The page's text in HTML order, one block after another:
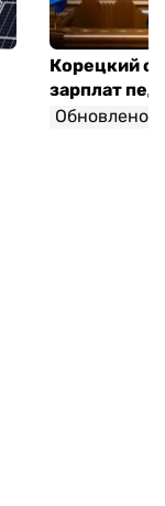
Корецкий
зарплат
Обновлено